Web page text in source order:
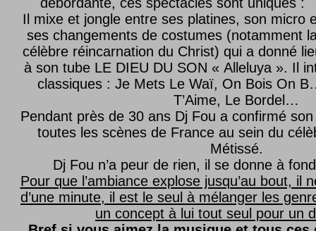
Il mixe et jongle entre ses platines, son micro
ses changements de costumes (notamment
célèbre réincarnation du Christ) qui a donné
à son tube LE DIEU DU SON « Alleluya ». Il
classiques : Je Mets Le Waï, On Bois On
T’Aime, Le Bordel…
Pendant près de 30 ans Dj Fou a confirmé son
toutes les scènes de France au sein du
Métissé.
Dj Fou n’a peur de rien, il se donne à
Pour que l’ambiance explose jusqu’au bout, il
d’une minute, il est le seul à mélanger les
un concept à lui tout seul pour un